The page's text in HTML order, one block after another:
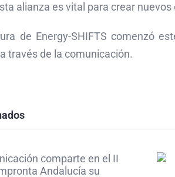
alianza es vital para crear
de Energy-SHIFTS comenzó
través de la comunicación.
en el II
su